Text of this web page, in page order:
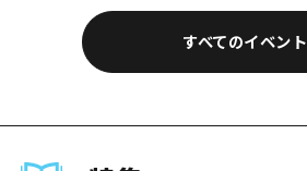
すべてのイベント